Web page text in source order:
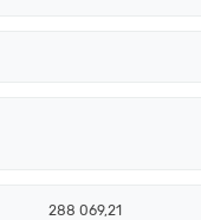
288 069,21